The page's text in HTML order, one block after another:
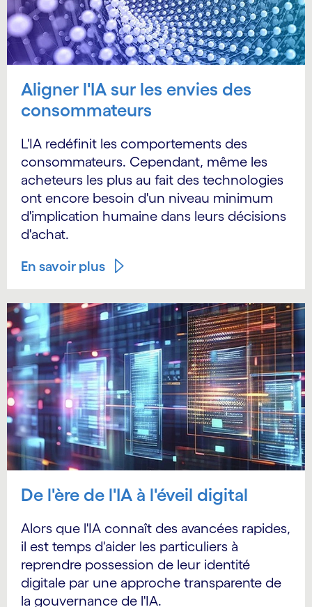
Aligner l'IA sur les envies des
consommateurs
L'IA redéfinit les comportements des
consommateurs. Cependant, même les
acheteurs les plus au fait des technologies
ont encore besoin d'un niveau minimum
d'implication humaine dans leurs décisions
d'achat.
En savoir plus
De l'ère de l'IA à l'éveil digital
Alors que l'IA connaît des avancées rapides,
il est temps d'aider les particuliers à
reprendre possession de leur identité
digitale par une approche transparente de
la gouvernance de l'IA.